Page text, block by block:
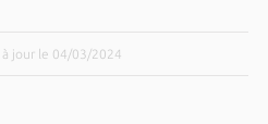
à jour le 04/03/2024